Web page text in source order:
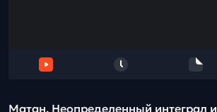
Матан. Неопределенный интеграл и